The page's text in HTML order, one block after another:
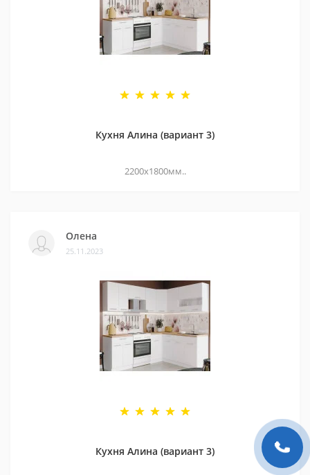
Кухня Алина (вариант 3)
2200х1800мм..
Олена
25.11.2023
Кухня Алина (вариант 3)